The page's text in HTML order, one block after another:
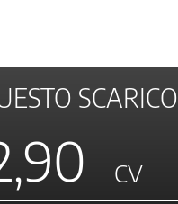
SCARICO
CV